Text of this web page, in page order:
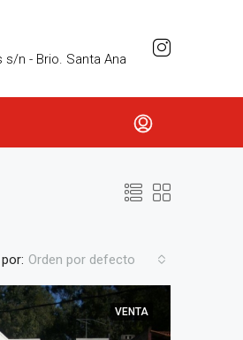
s/n - Brio. Santa Ana
Orden por defecto
VENTA